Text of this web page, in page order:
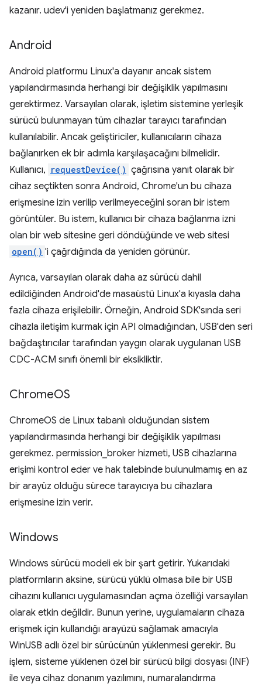
kazanır. udev'i yeniden başlatmanız gerekmez.
Android
Android platformu Linux'a dayanır ancak sistem
yapılandırmasında herhangi bir değişiklik yapılmasını
gerektirmez. Varsayılan olarak, işletim sistemine yerleşik
sürücü bulunmayan tüm cihazlar tarayıcı tarafından
kullanılabilir. Ancak geliştiriciler, kullanıcıların cihaza
bağlanırken ek bir adımla karşılaşacağını bilmelidir.
Kullanıcı, requestDevice() çağrısına yanıt olarak bir
cihaz seçtikten sonra Android, Chrome'un bu cihaza
erişmesine izin verilip verilmeyeceğini soran bir istem
görüntüler. Bu istem, kullanıcı bir cihaza bağlanma izni
olan bir web sitesine geri döndüğünde ve web sitesi
open() 'i çağrdığında da yeniden görünür.
Ayrıca, varsayılan olarak daha az sürücü dahil
edildiğinden Android'de masaüstü Linux'a kıyasla daha
fazla cihaza erişilebilir. Örneğin, Android SDK'sında seri
cihazla iletişim kurmak için API olmadığından, USB'den seri
bağdaştırıcılar tarafından yaygın olarak uygulanan USB
CDC-ACM sınıfı önemli bir eksikliktir.
ChromeOS
ChromeOS de Linux tabanlı olduğundan sistem
yapılandırmasında herhangi bir değişiklik yapılması
gerekmez. permission_broker hizmeti, USB cihazlarına
erişimi kontrol eder ve hak talebinde bulunulmamış en az
bir arayüz olduğu sürece tarayıcıya bu cihazlara
erişmesine izin verir.
Windows
Windows sürücü modeli ek bir şart getirir. Yukarıdaki
platformların aksine, sürücü yüklü olmasa bile bir USB
cihazını kullanıcı uygulamasından açma özelliği varsayılan
olarak etkin değildir. Bunun yerine, uygulamaların cihaza
erişmek için kullandığı arayüzü sağlamak amacıyla
WinUSB adlı özel bir sürücünün yüklenmesi gerekir. Bu
işlem, sisteme yüklenen özel bir sürücü bilgi dosyası (INF)
ile veya cihaz donanım yazılımını, numaralandırma